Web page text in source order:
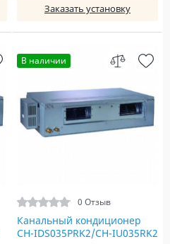
Заказать установку
В наличии
0 Отзыв
Канальный кондиционер
CH-IDS035PRK2/CH-IU035RK2